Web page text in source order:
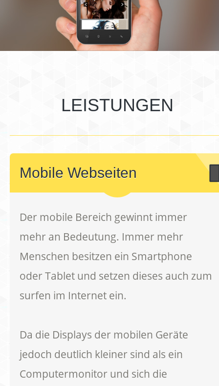
LEISTUNGEN
Mobile Webseiten
Der mobile Bereich gewinnt immer
mehr an Bedeutung. Immer mehr
Menschen besitzen ein Smartphone
oder Tablet und setzen dieses auch zum
surfen im Internet ein.
Da die Displays der mobilen Geräte
jedoch deutlich kleiner sind als ein
Computermonitor und sich die